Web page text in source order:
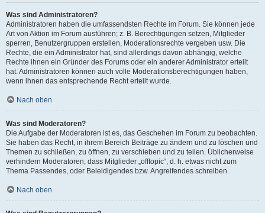
Was sind Administratoren?
Administratoren haben die umfassendsten Rechte im Forum. Sie können jede
Art von Aktion im Forum ausführen; z. B. Berechtigungen setzen, Mitglieder
sperren, Benutzergruppen erstellen, Moderationsrechte vergeben usw. Die
Rechte, die ein Administrator hat, sind allerdings davon abhängig, welche
Rechte ihnen ein Gründer des Forums oder ein anderer Administrator erteilt
hat. Administratoren können auch volle Moderationsberechtigungen haben,
wenn ihnen das entsprechende Recht erteilt wurde.
Nach oben
Was sind Moderatoren?
Die Aufgabe der Moderatoren ist es, das Geschehen im Forum zu beobachten.
Sie haben das Recht, in ihrem Bereich Beiträge zu ändern und zu löschen und
Themen zu schließen, zu öffnen, zu verschieben und zu teilen. Üblicherweise
verhindern Moderatoren, dass Mitglieder „offtopic“, d. h. etwas nicht zum
Thema Passendes, oder Beleidigendes bzw. Angreifendes schreiben.
Nach oben